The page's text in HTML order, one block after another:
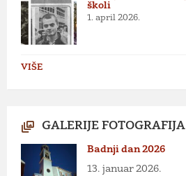
školi
1. april 2026.
VIŠE
GALERIJE FOTOGRAFIJA
Badnji dan 2026
13. januar 2026.